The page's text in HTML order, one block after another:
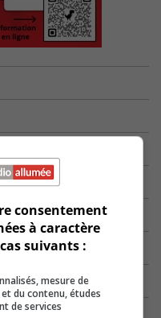
consentement
à caractère
suivants :
mesure de
du contenu, études
de services